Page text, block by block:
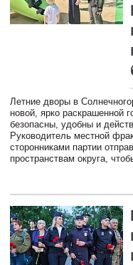
Летние дворы в
новой, ярко раскрашенной
безопасны, удобны и
Руководитель местной
сторонниками партии
пространствам округа,